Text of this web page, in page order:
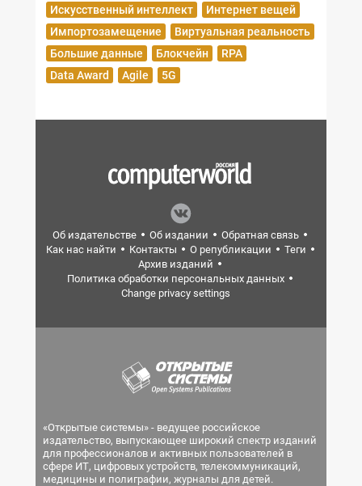
Искусственный интеллект
Интернет вещей
Импортозамещение
Виртуальная реальность
Большие данные
Блокчейн
RPA
Data Award
Agile 5G
Об издательстве Об издании
Обратная связь
Как нас найти
Контакты О републикации
Теги
Архив изданий
Политика обработки персональных данных
Change privacy settings
«Открытые системы» - ведущее российское
издательство, выпускающее широкий спектр изданий
для профессионалов и активных пользователей в
сфере ИТ, цифровых устройств, телекоммуникаций,
медицины и полиграфии, журналы для детей.